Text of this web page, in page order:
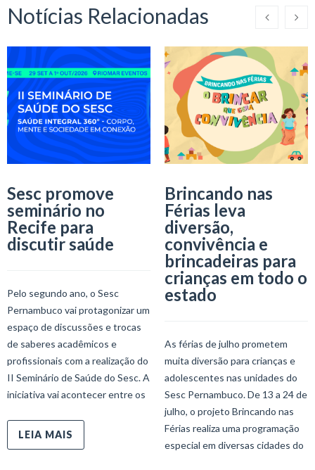
Notícias Relacionadas
Sesc promove
seminário no
Recife para
discutir saúde
Pelo segundo ano, o Sesc
Pernambuco vai protagonizar um
espaço de discussões e trocas
de saberes acadêmicos e
profissionais com a realização do
II Seminário de Saúde do Sesc. A
iniciativa vai acontecer entre os
LEIA MAIS
Brincando nas
Férias leva
diversão,
convivência e
brincadeiras para
crianças em todo o
estado
As férias de julho prometem
muita diversão para crianças e
adolescentes nas unidades do
Sesc Pernambuco. De 13 a 24 de
julho, o projeto Brincando nas
Férias realiza uma programação
especial em diversas cidades do